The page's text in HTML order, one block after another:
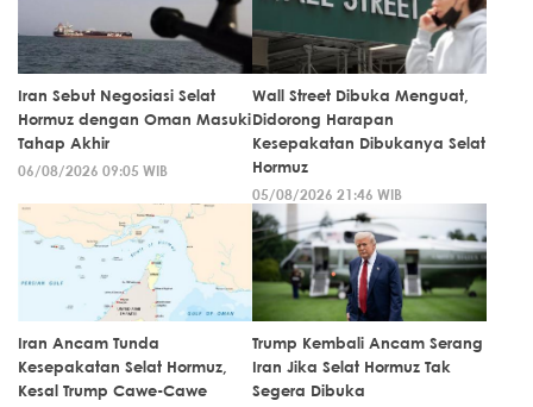
Iran Sebut Negosiasi Selat
Hormuz dengan Oman Masuki
Tahap Akhir
06/08/2026 09:05 WIB
Wall Street Dibuka Menguat,
Didorong Harapan
Kesepakatan Dibukanya Selat
Hormuz
05/08/2026 21:46 WIB
Iran Ancam Tunda
Kesepakatan Selat Hormuz,
Kesal Trump Cawe-Cawe
Trump Kembali Ancam Serang
Iran Jika Selat Hormuz Tak
Segera Dibuka